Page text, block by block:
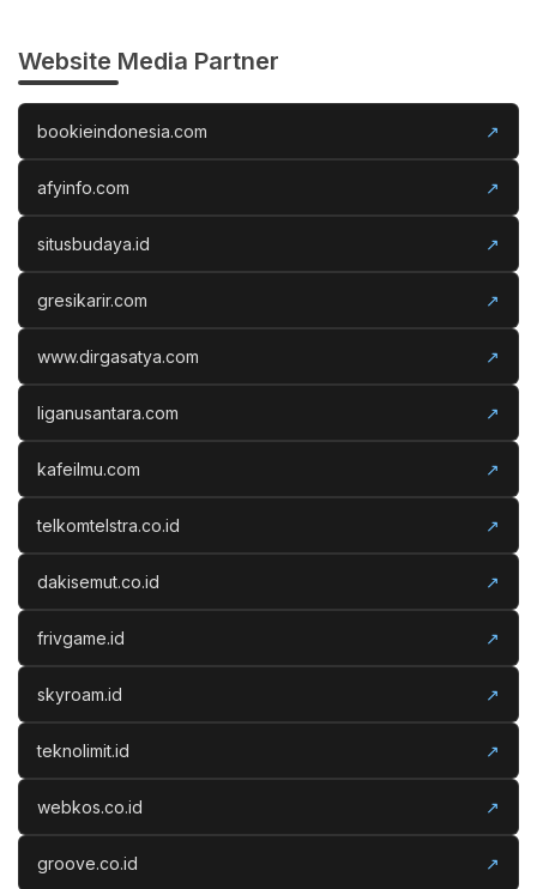
Website Media Partner
bookieindonesia.com ↗
afyinfo.com ↗
situsbudaya.id ↗
gresikarir.com ↗
www.dirgasatya.com ↗
liganusantara.com ↗
kafeilmu.com ↗
telkomtelstra.co.id ↗
dakisemut.co.id ↗
frivgame.id ↗
skyroam.id ↗
teknolimit.id ↗
webkos.co.id ↗
groove.co.id ↗